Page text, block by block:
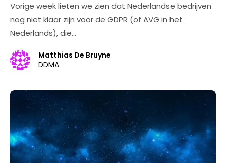
Vorige week lieten we zien dat Nederlandse bedrijven
nog niet klaar zijn voor de GDPR (of AVG in het
Nederlands), die…
Matthias De Bruyne
DDMA